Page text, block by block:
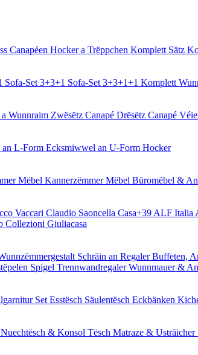
Canapéen Hocker a Trëppchen Komplett Sätz
Sofa-Set 3+3+1 Sofa-Set 3+3+1+1 Komplett
Wunnraim Zwësëtz Canapé Drësëtz Canapé
an L-Form Ecksmiwwel an U-Form Hocker
Mëbel Kannerzëmmer Mëbel Büromëbel &
Vaccari Claudio Saoncella Casa+39 ALF Italia
Collezioni Giuliacasa
Schräin an RegalerBuffeten,
Spigel TrennwandregalerWunnmauer &
Set Esstësch Säulentësch Eckbänken
Nuechtësch & Konsol Tësch Matraze & Usträicher